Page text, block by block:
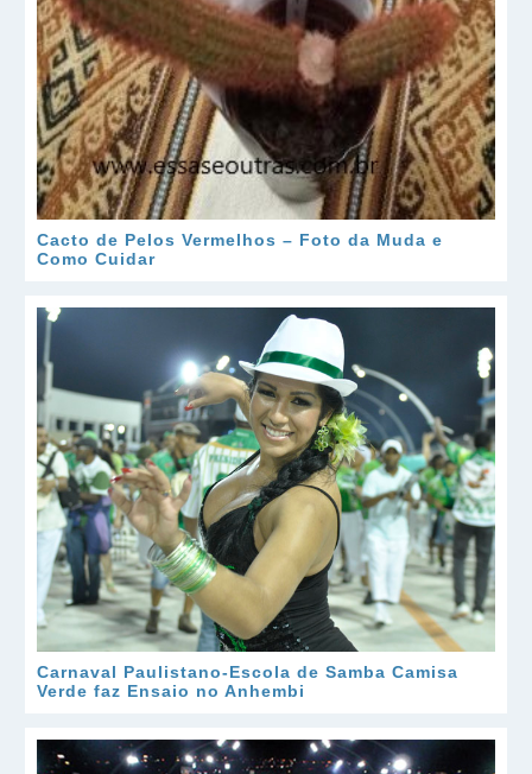
Cacto de Pelos Vermelhos – Foto da Muda e
Como Cuidar
Carnaval Paulistano-Escola de Samba Camisa
Verde faz Ensaio no Anhembi